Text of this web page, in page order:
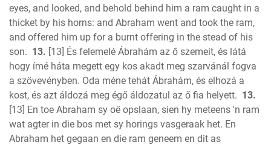
eyes, and looked, and behold behind him a ram caught in a
thicket by his horns: and Abraham went and took the ram,
and offered him up for a burnt offering in the stead of his
son. 13. [13] És felemelé Ábrahám az ő szemeit, és látá
hogy ímé háta megett egy kos akadt meg szarvánál fogva
a szövevényben. Oda méne tehát Ábrahám, és elhozá a
kost, és azt áldozá meg égő áldozatul az ő fia helyett. 13.
[13] En toe Abraham sy oë opslaan, sien hy meteens 'n ram
wat agter in die bos met sy horings vasgeraak het. En
Abraham het gegaan en die ram geneem en dit as